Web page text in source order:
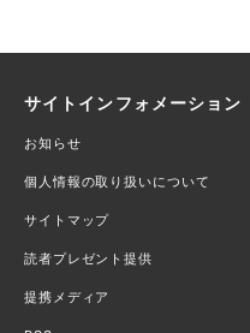
サイトインフォメーション
お知らせ
個人情報の取り扱いについて
サイトマップ
読者プレゼント提供
提携メディア